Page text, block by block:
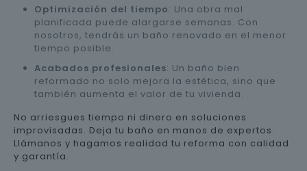
Optimización del tiempo: Una obra mal
planificada puede alargarse semanas. Con
nosotros, tendrás un baño renovado en el menor
tiempo posible.
Acabados profesionales: Un baño bien
reformado no solo mejora la estética, sino que
también aumenta el valor de tu vivienda.
No arriesgues tiempo ni dinero en soluciones
improvisadas. Deja tu baño en manos de expertos.
Llámanos y hagamos realidad tu reforma con calidad
y garantía.